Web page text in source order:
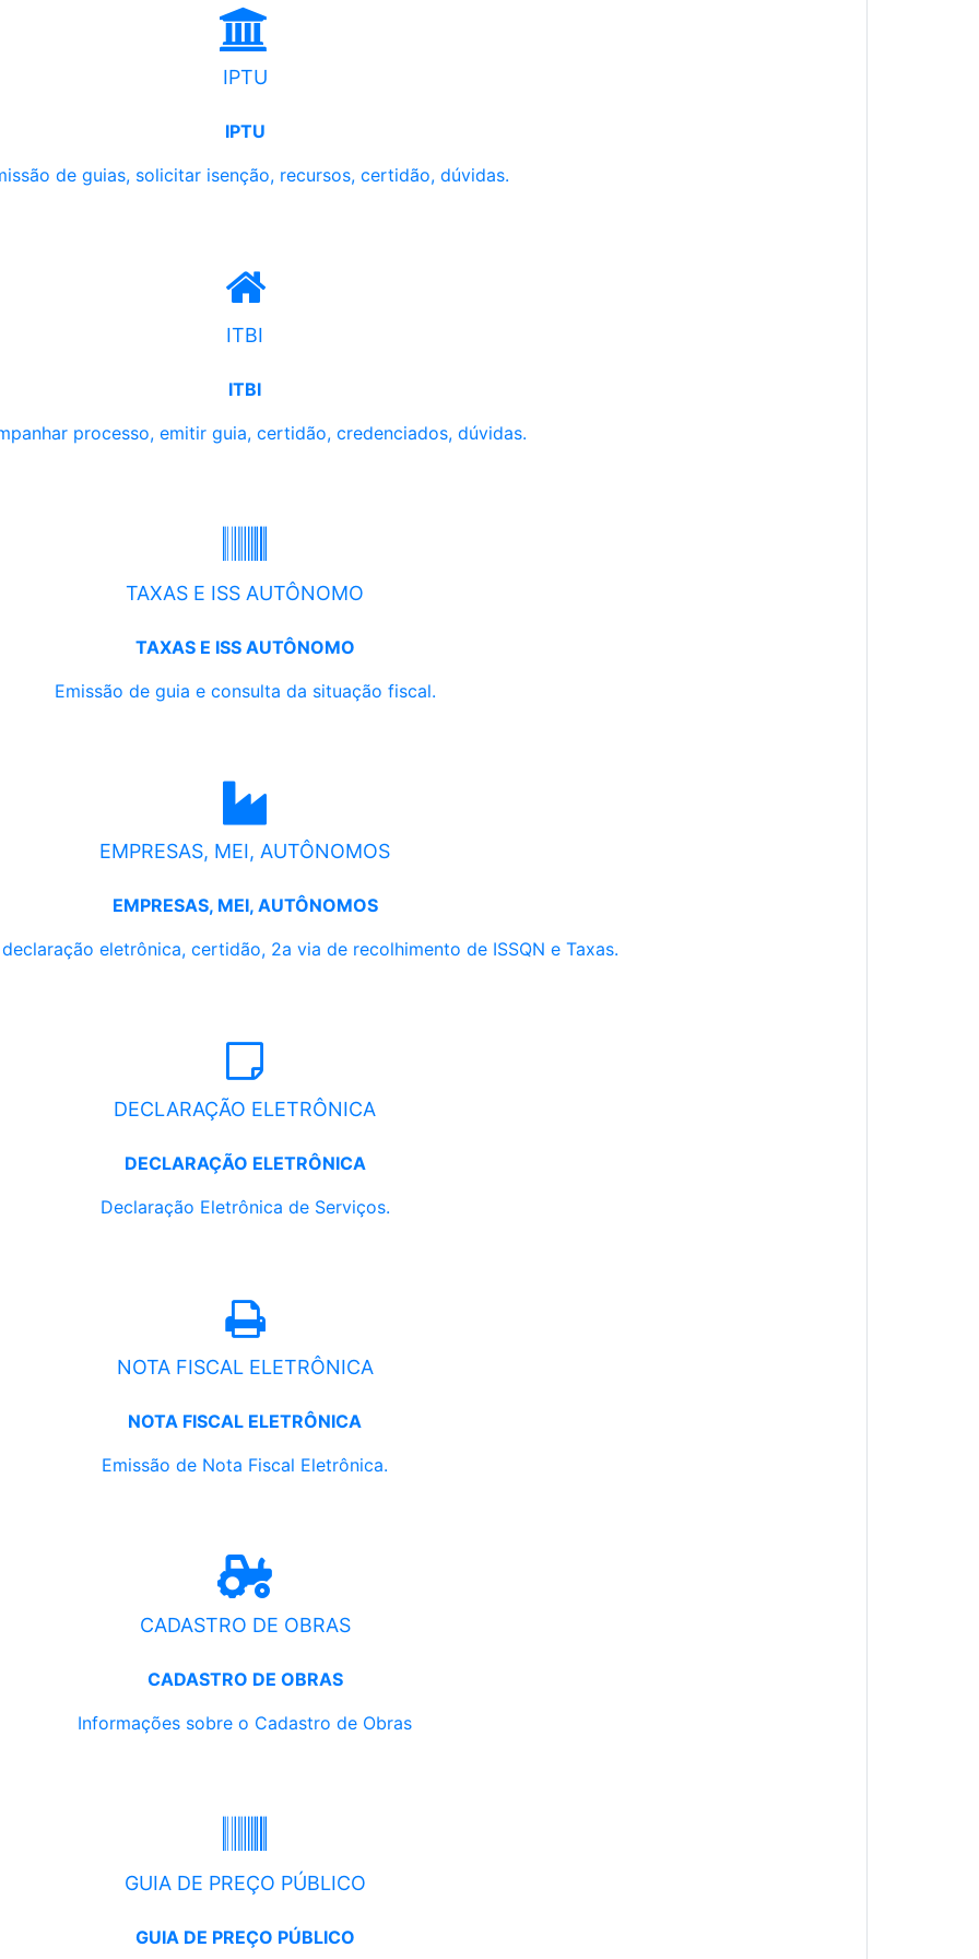
IPTU
IPTU
de guias, solicitar isenção, recursos, certidão, dúvidas.
ITBI
ITBI
processo, emitir guia, certidão, credenciados, dúvidas.
TAXAS E ISS AUTÔNOMO
TAXAS E ISS AUTÔNOMO
Emissão de guia e consulta da situação fiscal.
EMPRESAS, MEI, AUTÔNOMOS
EMPRESAS, MEI, AUTÔNOMOS
eletrônica, certidão, 2a via de recolhimento de ISSQN e Taxas.
DECLARAÇÃO ELETRÔNICA
DECLARAÇÃO ELETRÔNICA
Declaração Eletrônica de Serviços.
NOTA FISCAL ELETRÔNICA
NOTA FISCAL ELETRÔNICA
Emissão de Nota Fiscal Eletrônica.
CADASTRO DE OBRAS
CADASTRO DE OBRAS
Informações sobre o Cadastro de Obras
GUIA DE PREÇO PÚBLICO
GUIA DE PREÇO PÚBLICO